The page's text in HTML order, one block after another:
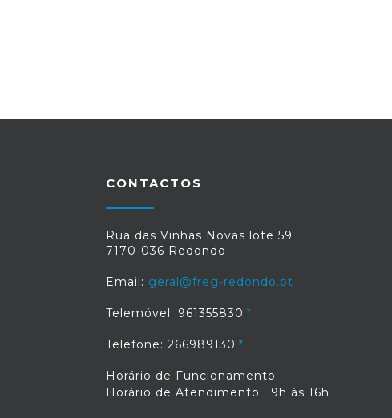
CONTACTOS
Rua das Vinhas Novas lote 59
7170-036 Redondo
Email: geral@freg-redondo.pt
Telemóvel: 961355830
Telefone: 266989130
Horário de Funcionamento:
Horário de Atendimento : 9h às 16h